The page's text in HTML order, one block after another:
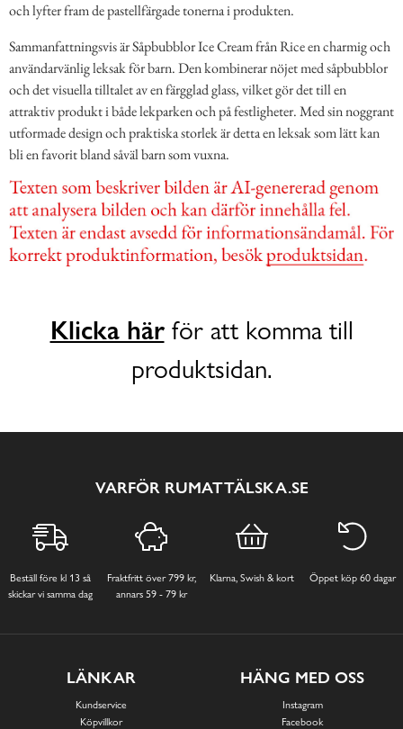
och lyfter fram de pastellfärgade tonerna i produkten.
Sammanfattningsvis är Såpbubblor Ice Cream från Rice en charmig och
användarvänlig leksak för barn. Den kombinerar nöjet med såpbubblor
och det visuella tilltalet av en färgglad glass, vilket gör det till en
attraktiv produkt i både lekparken och på festligheter. Med sin noggrant
utformade design och praktiska storlek är detta en leksak som lätt kan
bli en favorit bland såväl barn som vuxna.
Klicka härför att komma till
produktsidan.
VARFÖR RUMATTÄLSKA.SE
Beställ före kl 13 så
skickar vi samma dag
Fraktfritt över 799 kr,
annars 59 - 79 kr
Klarna, Swish & kort Öppet köp 60 dagar
LÄNKAR
Kundservice
Köpvillkor
HÄNG MED OSS
Instagram
Facebook